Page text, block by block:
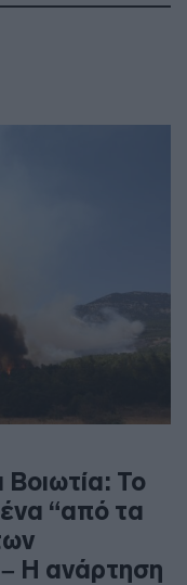
Βοιωτία: Το
“από τα
Η ανάρτηση